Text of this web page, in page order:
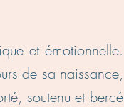
et émotionnelle.
de sa naissance,
soutenu et bercé